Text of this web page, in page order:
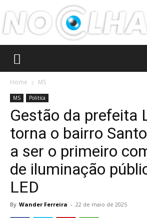
Olhar
MS
Home MS
MS Politíca
Gestão da prefeita
torna o bairro
a ser o primeiro
de iluminação
LED
By Wander Ferreira - 22 de maio de 2025